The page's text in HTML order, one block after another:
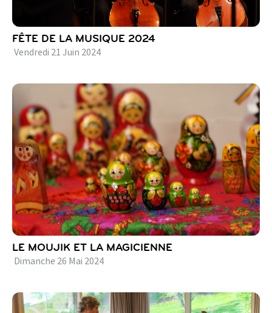
FÊTE DE LA MUSIQUE 2024
Vendredi 21 Juin 2024
LE MOUJIK ET LA MAGICIENNE
Dimanche 26 Mai 2024